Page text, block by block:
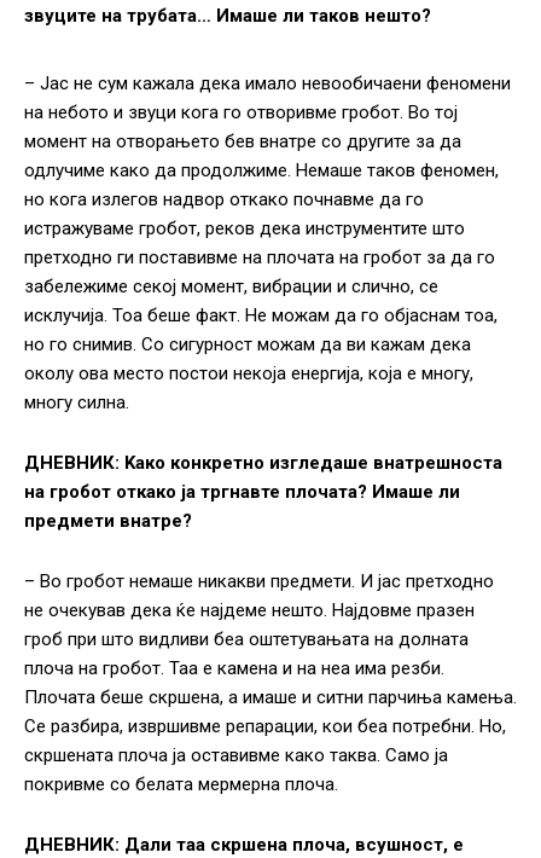
звуците на трубата… Имаше ли таков нешто?
– Јас не сум кажала дека имало невообичаени феномени
на небото и звуци кога го отворивме гробот. Во тој
момент на отворањето бев внатре со другите за да
одлучиме како да продолжиме. Немаше таков феномен,
но кога излегов надвор откако почнавме да го
истражуваме гробот, реков дека инструментите што
претходно ги поставивме на плочата на гробот за да го
забележиме секој момент, вибрации и слично, се
исклучија. Тоа беше факт. Не можам да го објаснам тоа,
но го снимив. Со сигурност можам да ви кажам дека
околу ова место постои некоја енергија, која е многу,
многу силна.
ДНЕВНИК: Kако конкретно изгледаше внатрешноста
на гробот откако ја тргнавте плочата? Имаше ли
предмети внатре?
– Во гробот немаше никакви предмети. И јас претходно
не очекував дека ќе најдеме нешто. Најдовме празен
гроб при што видливи беа оштетувањата на долната
плоча на гробот. Таа е камена и на неа има резби.
Плочата беше скршена, а имаше и ситни парчиња камења.
Се разбира, извршивме репарации, кои беа потребни. Но,
скршената плоча ја оставивме како таква. Само ја
покривме со белата мермерна плоча.
ДНЕВНИК: Дали таа скршена плоча, всушност, е